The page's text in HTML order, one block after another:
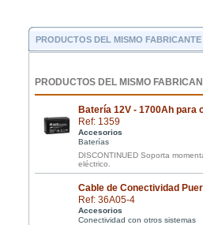
PRODUCTOS DEL MISMO FABRICANTE
PRODUCTOS DEL MISMO
Batería 12V - 1700Ah para
Ref: 1359
Accesorios
Baterías
DISCONTINUED Soporta
eléctrico.
Cable de Conectividad
Ref: 36A05-4
Accesorios
Conectividad con otros sistemas